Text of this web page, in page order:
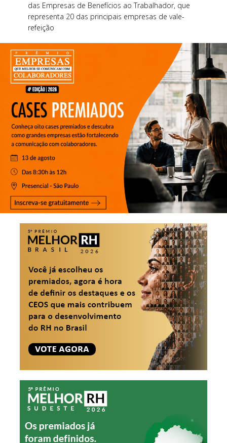
das Empresas de Benefícios ao Trabalhador, que
representa 20 das principais empresas de vale-
refeição